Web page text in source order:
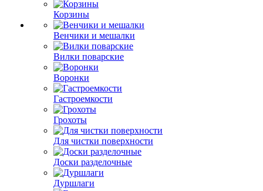
Корзины
Венчики и мешалки
Вилки поварские
Воронки
Гастроемкости
Грохоты
Для чистки поверхности
Доски разделочные
Дуршлаги